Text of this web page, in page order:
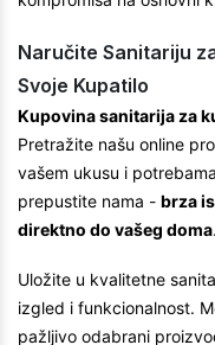
Naručite Sanitariju
Svoje Kupatilo
Kupovina sanitarija za
Pretražite našu online
vašem ukusu i
prepustite nama - brza
direktno do vašeg doma.
Uložite u kvalitetne
izgled i funkcionalnost.
pažljivo odabrani